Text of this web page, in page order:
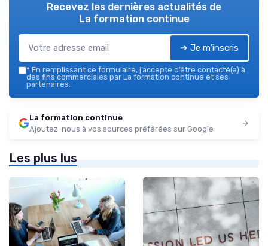
Recevez les dernières actualités de
La formation continue
➔ Je m'inscris
* En remplissant ce formulaire, j’accepte d’être contacté(e) à
des fins commerciales par La formation continue et ses
partenaires.
La formation continue
Ajoutez-nous à vos sources préférées sur Google
Les plus lus